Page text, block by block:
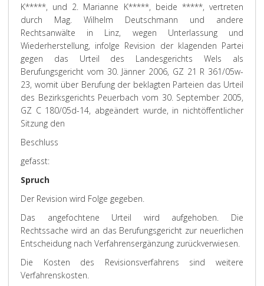
K*****, und 2. Marianne K*****, beide *****, vertreten
durch Mag. Wilhelm Deutschmann und andere
Rechtsanwälte in Linz, wegen Unterlassung und
Wiederherstellung, infolge Revision der klagenden Partei
gegen das Urteil des Landesgerichts Wels als
Berufungsgericht vom 30. Jänner 2006, GZ 21 R 361/05w-
23, womit über Berufung der beklagten Parteien das Urteil
des Bezirksgerichts Peuerbach vom 30. September 2005,
GZ C 180/05d-14, abgeändert wurde, in nichtöffentlicher
Sitzung den
Beschluss
gefasst:
Spruch
Der Revision wird Folge gegeben.
Das angefochtene Urteil wird aufgehoben. Die
Rechtssache wird an das Berufungsgericht zur neuerlichen
Entscheidung nach Verfahrensergänzung zurückverwiesen.
Die Kosten des Revisionsverfahrens sind weitere
Verfahrenskosten.